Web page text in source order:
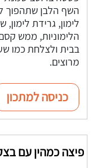
השף הלבן שתהפוך
לימון, גרידת
הלימוניות, ממש
בבית ולצלחת כמו
מרוצים.
כניסה למתכון
פיצה כמהין עם